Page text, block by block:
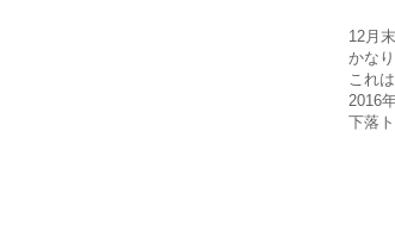
12月
かな
これ
2016
下落